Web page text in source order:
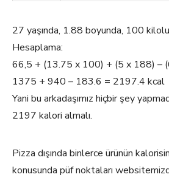
27 yaşında, 1.88 boyunda, 100
Hesaplama:
66,5 + (13.75 x 100) + (5 x 188) –
1375 + 940 – 183.6 = 2197.4 kcal
Yani bu arkadaşımız hiçbir şey
2197 kalori almalı.
Pizza dışında binlerce ürünün
konusunda püf noktaları